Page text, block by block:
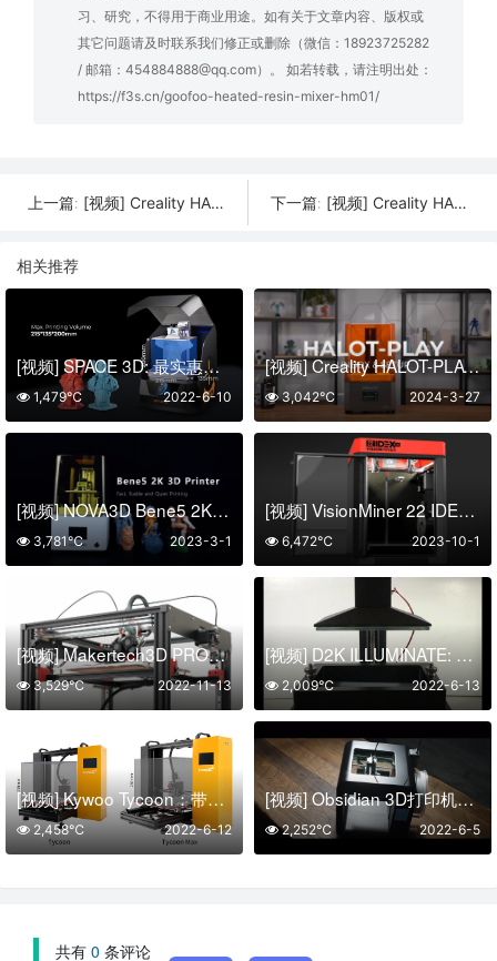
习、研究，不得用于商业用途。如有关于文章内容、版权或
其它问题请及时联系我们修正或删除（微信：18923725282
/ 邮箱：454884888@qq.com）。 如若转载，请注明出处：
https://f3s.cn/goofoo-heated-resin-mixer-hm01/
上一篇: [视频] Creality HALOT-PLAY 8.9英寸4K高性价比新型树脂3D打印机 下一篇: [视频] Creality HALOT-PLAY 光固化3D打印机拆箱及首次打印流程
相关推荐
[视频] SPACE 3D: 最实惠的 10.1″ LCD光固化 3D打印机
2022-6-10
1,479℃
[视频] Creality HALOT-PLAY 光固化3D打印机拆箱及首次打印流程
2024-3-27
3,042℃
[视频] NOVA3D Bene5 2K 黑白屏LCD光固化3D打印机
2023-3-1
3,781℃
[视频] VisionMiner 22 IDEX v2：全新碳纤维、PEEK和ULTEM 3D打印机 自流平调平
2023-10-1
6,472℃
[视频] Makertech3D PROFORGE 3.5 3D打印机套件
2022-11-13
3,529℃
[视频] D2K ILLUMINATE: 经济实惠的 LCD 3D打印机
2022-6-13
2,009℃
[视频] Kywoo Tycoon：带有直线导轨 X 轴的“DIY Pro”3D 打印机
2022-6-12
2,458℃
[视频] Obsidian 3D打印机：高品质、时尚且经济实惠
2022-6-5
2,252℃
共有 0 条评论